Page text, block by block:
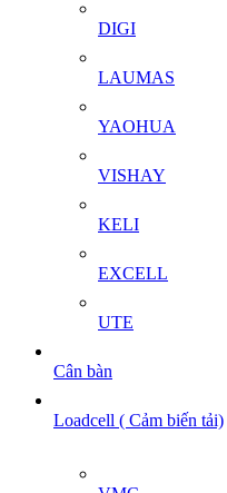
DIGI
LAUMAS
YAOHUA
VISHAY
KELI
EXCELL
UTE
Cân bàn
Loadcell ( Cảm biến tải)